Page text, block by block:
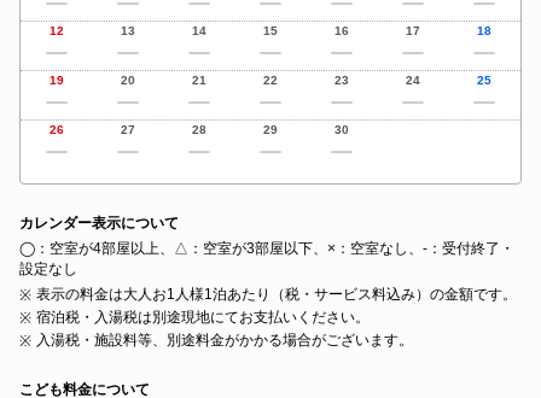
12 13 14 15 16 17 18
19 20 21 22 23 24 25
26 27 28 29 30
カレンダー表示について
◯：空室が4部屋以上、△：空室が3部屋以下、×：空室なし、‐：受付終了・
設定なし
表示の料金は大人お1人様1泊あたり（税・サービス料込み）の金額です。
宿泊税・入湯税は別途現地にてお支払いください。
入湯税・施設料等、別途料金がかかる場合がございます。
こども料金について